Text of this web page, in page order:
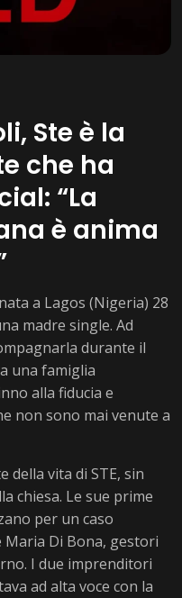
Ste è la
che ha
“La
è anima
a Lagos (Nigeria) 28
madre single. Ad
durante il
una famiglia
alla fiducia e
non sono mai venute a
della vita di STE, sin
chiesa. Le sue prime
per un caso
Di Bona, gestori
I due imprenditori
ad alta voce con la